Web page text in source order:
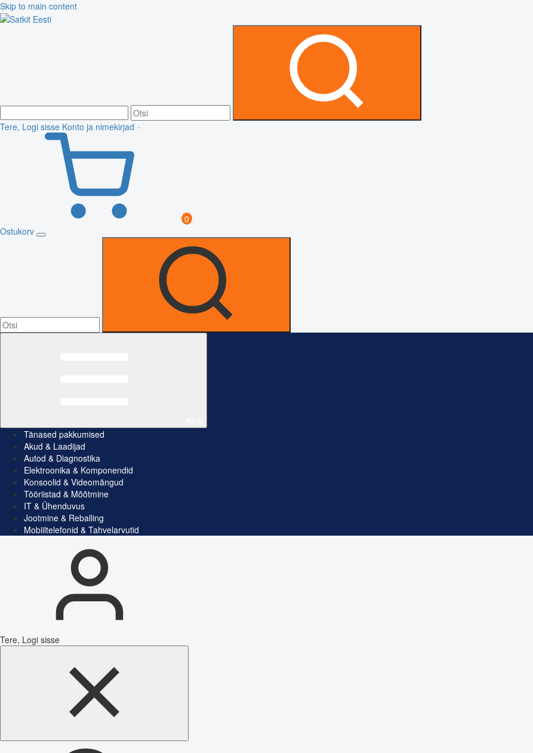
Skip to main content
Tere, Logi sisse Konto ja nimekirjad
0
Ostukorv
Tänased pakkumised
Akud & Laadijad
Autod & Diagnostika
Elektroonika & Komponendid
Konsoolid & Videomängud
Tööriistad & Mõõtmine
IT & Ühenduvus
Jootmine & Reballing
Mobiiltelefonid & Tahvelarvutid
Tere, Logi sisse